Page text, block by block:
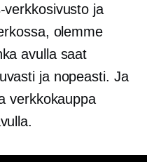
verkkosivusto ja
olemme
avulla saat
ja nopeasti. Ja
verkkokauppa